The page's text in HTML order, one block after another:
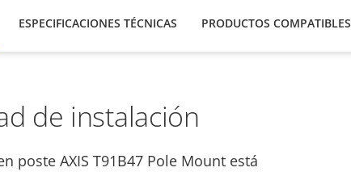
ESPECIFICACIONES TÉCNICAS PRODUCTOS COMPATIBLES
de instalación
poste AXIS T91B47 Pole Mount está